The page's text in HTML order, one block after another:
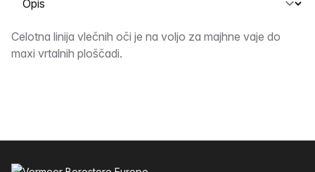
Opis
Celotna linija vlečnih oči je na voljo za majhne vaje do
maxi vrtalnih ploščadi.